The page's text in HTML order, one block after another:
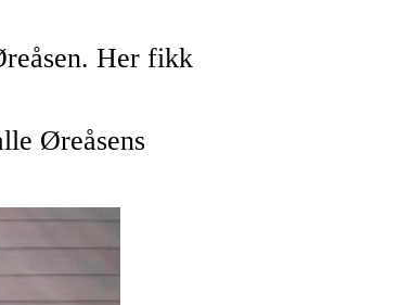
Her fikk
Øreåsens